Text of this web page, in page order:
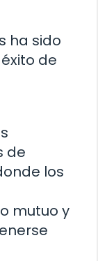
ha sido
de
de
los
mutuo y